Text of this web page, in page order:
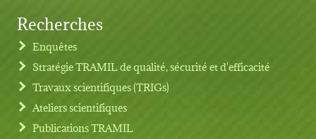
Footer menu
Recherches
Enquêtes
Stratégie TRAMIL de qualité, sécurité et d'efficacité
Travaux scientifiques (TRIGs)
Ateliers scientifiques
Publications TRAMIL